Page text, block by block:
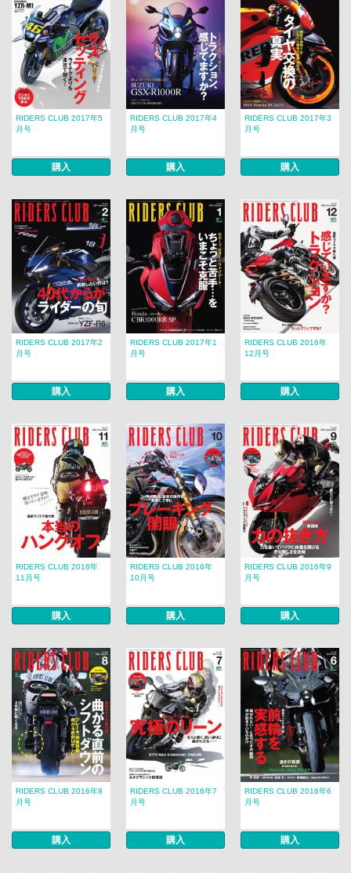
RIDERS CLUB 2017年5
月号
購入
RIDERS CLUB 2017年4
月号
購入
RIDERS CLUB 2017年3
月号
購入
RIDERS CLUB 2017年2
月号
購入
RIDERS CLUB 2017年1
月号
購入
RIDERS CLUB 2016年
12月号
購入
RIDERS CLUB 2016年
11月号
購入
RIDERS CLUB 2016年
10月号
購入
RIDERS CLUB 2016年9
月号
購入
RIDERS CLUB 2016年8
月号
購入
RIDERS CLUB 2016年7
月号
購入
RIDERS CLUB 2016年6
月号
購入